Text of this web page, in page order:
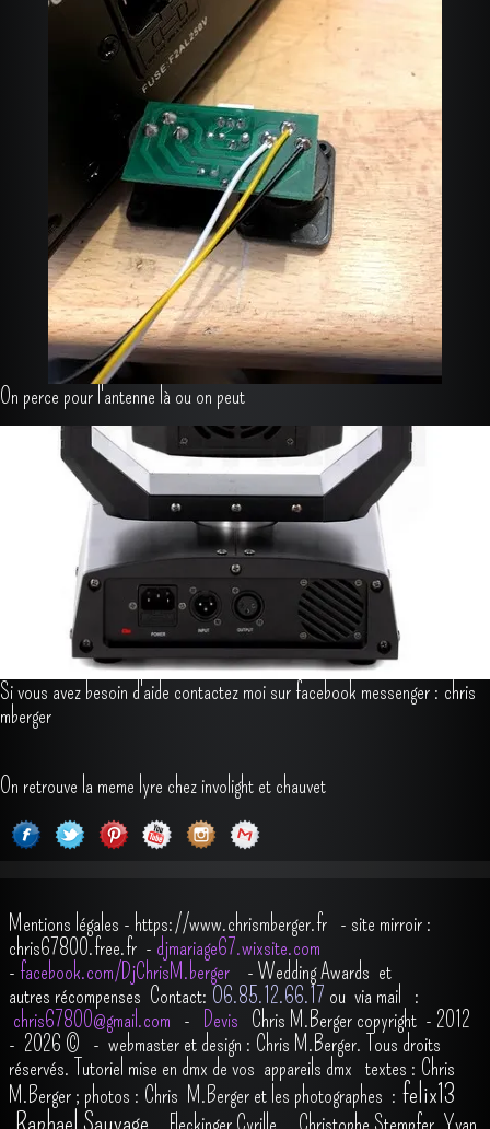
On perce pour l'antenne là ou on peut
Si vous avez besoin d'aide contactez moi sur facebook messenger : chris
mberger
On retrouve la meme lyre chez involight et chauvet
Mentions légales - https://www.chrismberger.fr - site mirroir :
chris67800.free.fr - djmariage67.wixsite.com
- facebook.com/DjChrisM.berger - Wedding Awards et
autres récompenses Contact: O6.85.12.66.17 ou via mail :
chris67800@gmail.com - Devis Chris M.Berger copyright - 2012
- 2026 © - webmaster et design : Chris M.Berger. Tous droits
réservés. Tutoriel mise en dmx de vos appareils dmx textes : Chris
M.Berger ; photos : Chris M.Berger et les photographes : felix13
Raphael Sauvage Fleckinger Cyrille Christophe Stempfer Yvan